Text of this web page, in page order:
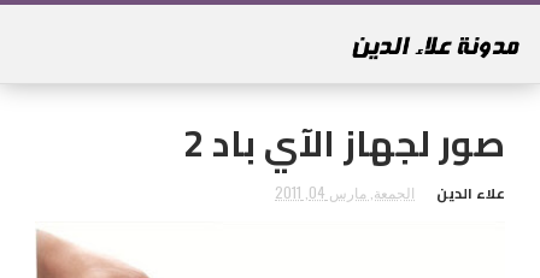
صور لجهاز الآي باد 2
علاء الدين الجمعة, مارس 04, 2011